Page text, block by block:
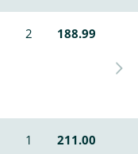
2 188.99
1 211.00